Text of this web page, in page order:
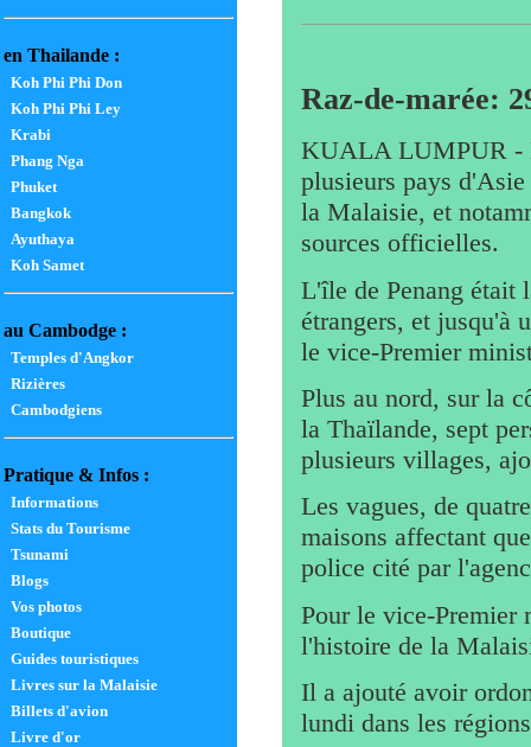
en Thailande :
Koh Phi Phi Don
Koh Phi Phi Ley
Krabi
Phang Nga
Phuket
Bangkok
Ayuthaya
Koh Samet
au Cambodge :
Temples d'Angkor
Rizières
Cambodgiens
Pratique & Infos :
Informations
Stats du Tourisme
Tsunami
Blogs
Vos photos
Boutique
Guides touristiques
Livres sur la Malaisie
Billets d'avion
Livre d'or
Raz-de-marée:
KUALA LUMPUR -
plusieurs pays
la Malaisie, et
sources officielles.
L'île de Penang était
étrangers, et jusqu'à
le vice-Premier
Plus au nord, sur la
la Thaïlande, sept
plusieurs villages,
Les vagues, de
maisons affectant
police cité par
Pour le vice-Premier
l'histoire de la
Il a ajouté avoir
lundi dans les